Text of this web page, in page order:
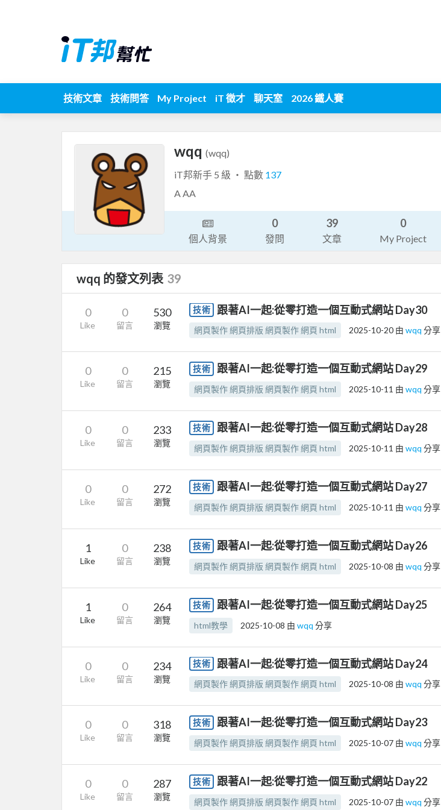
技術文章 技術問答 My Project iT 徵才 聊天室 2026 鐵人賽
wqq (wqq)
iT邦新手 5 級 ‧ 點數 137
A AA
個人背景
0
發問
39
文章
0
My Project
wqq 的發文列表 39
0
Like
0
留言
530
瀏覽
技術 跟著AI一起:從零打造一個互動式網站 Day30
網頁製作 網頁排版 網頁製作 網頁 html 2025-10-20 由 wqq 分享
0
Like
0
留言
215
瀏覽
技術 跟著AI一起:從零打造一個互動式網站 Day29
網頁製作 網頁排版 網頁製作 網頁 html 2025-10-11 由 wqq 分享
0
Like
0
留言
233
瀏覽
技術 跟著AI一起:從零打造一個互動式網站 Day28
網頁製作 網頁排版 網頁製作 網頁 html 2025-10-11 由 wqq 分享
0
Like
0
留言
272
瀏覽
技術 跟著AI一起:從零打造一個互動式網站 Day27
網頁製作 網頁排版 網頁製作 網頁 html 2025-10-11 由 wqq 分享
1
Like
0
留言
238
瀏覽
技術 跟著AI一起:從零打造一個互動式網站 Day26
網頁製作 網頁排版 網頁製作 網頁 html 2025-10-08 由 wqq 分享
1
Like
0
留言
264
瀏覽
技術 跟著AI一起:從零打造一個互動式網站 Day25
html教學 2025-10-08 由 wqq 分享
0
Like
0
留言
234
瀏覽
技術 跟著AI一起:從零打造一個互動式網站 Day24
網頁製作 網頁排版 網頁製作 網頁 html 2025-10-08 由 wqq 分享
0
Like
0
留言
318
瀏覽
技術 跟著AI一起:從零打造一個互動式網站 Day23
網頁製作 網頁排版 網頁製作 網頁 html 2025-10-07 由 wqq 分享
0
Like
0
留言
287
瀏覽
技術 跟著AI一起:從零打造一個互動式網站 Day22
網頁製作 網頁排版 網頁製作 網頁 html 2025-10-07 由 wqq 分享